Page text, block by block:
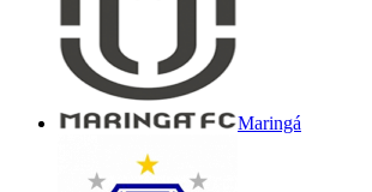
Maringá